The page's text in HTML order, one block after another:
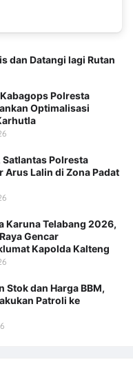
dan Datangi lagi Rutan
Polresta
Optimalisasi
Satlantas Polresta
Arus Lalin di Zona Padat
Karuna Telabang 2026,
Gencar
Kapolda Kalteng
Stok dan Harga BBM,
Patroli ke